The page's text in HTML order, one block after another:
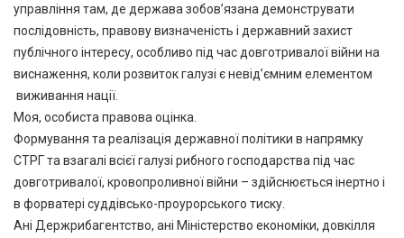
управління там, де держава зобов’язана демонструвати
послідовність, правову визначеність і державний захист
публічного інтересу, особливо під час довготривалої війни на
виснаження, коли розвиток галузі є невід’ємним елементом
виживання нації.
Моя, особиста правова оцінка.
Формування та реалізація державної політики в напрямку
СТРГ та взагалі всієї галузі рибного господарства під час
довготривалої, кровопроливної війни – здійснюється інертно і
в форватері суддівсько-проурорського тиску.
Ані Держрибагентство, ані Міністерство економіки, довкілля